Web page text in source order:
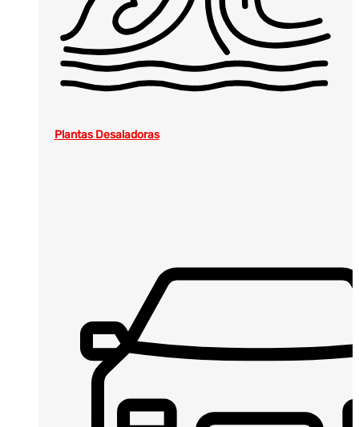
Plantas Desaladoras